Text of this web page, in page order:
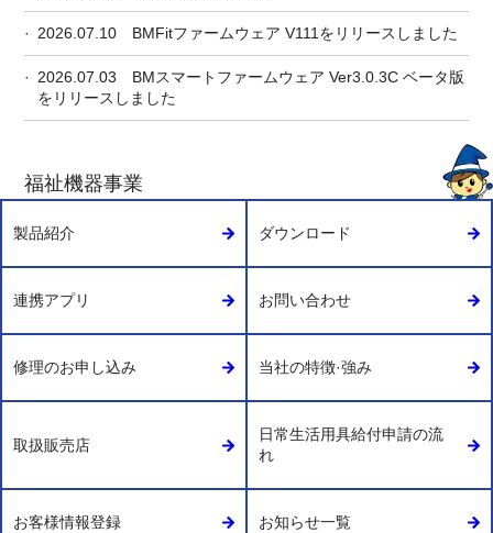
2026.07.10 BMFitファームウェア V111をリリースしました
2026.07.03
BMスマートファームウェア Ver3.0.3C ベータ版
をリリースしました
福祉機器事業
製品紹介 ダウンロード
連携アプリ お問い合わせ
修理のお申し込み 当社の特徴·強み
取扱販売店
日常生活用具給付申請の流
れ
お客様情報登録 お知らせ一覧